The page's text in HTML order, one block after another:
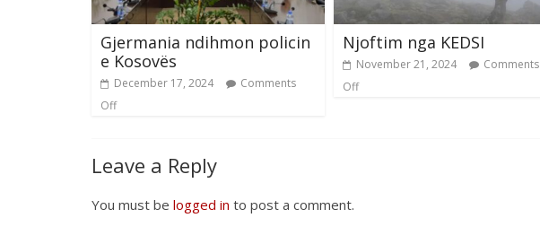
Gjermania ndihmon policin
e Kosovës
December 17, 2024
Comments
Off
Njoftim nga KEDSI
November 21, 2024
Comments
Off
Leave a Reply
You must be logged in to post a comment.